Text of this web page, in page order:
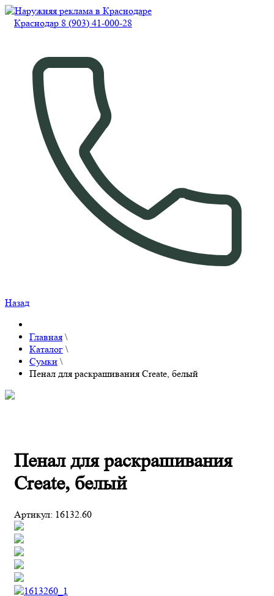
Краснодар 8 (903) 41-000-28
Назад
Главная \
Каталог \
Сумки \
Пенал для раскрашивания Create, белый
Пенал для раскрашивания
Create, белый
Артикул: 16132.60